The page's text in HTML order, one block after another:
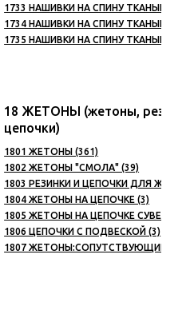
1733 НАШИВКИ НА СПИНУ ТКАНЫЕ МВД
1734 НАШИВКИ НА СПИНУ ТКАНЫЕ
1735 НАШИВКИ НА СПИНУ ТКАНЫЕ ВВ
18 ЖЕТОНЫ (жетоны,
цепочки)
1801 ЖЕТОНЫ (361)
1802 ЖЕТОНЫ "СМОЛА" (39)
1803 РЕЗИНКИ И ЦЕПОЧКИ ДЛЯ
1804 ЖЕТОНЫ НА ЦЕПОЧКЕ (3)
1805 ЖЕТОНЫ НА ЦЕПОЧКЕ
1806 ЦЕПОЧКИ С ПОДВЕСКОЙ (3)
1807 ЖЕТОНЫ:СОПУТСТВУЮЩИЕ